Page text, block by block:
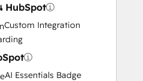
HubSpot
Custom Integration
AI Essentials Badge